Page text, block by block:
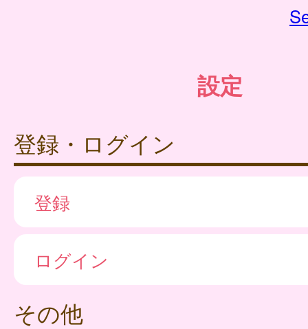
設定
登録・ログイン
登録
ログイン
その他